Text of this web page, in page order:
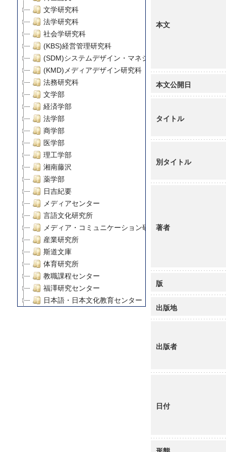
文学研究科
法学研究科
社会学研究科
(KBS)経営管理研究科
(SDM)システムデザイン・マネジメント研究科
(KMD)メディアデザイン研究科
法務研究科
文学部
経済学部
法学部
商学部
医学部
理工学部
湘南藤沢
薬学部
日吉紀要
メディアセンター
言語文化研究所
メディア・コミュニケーション研究所
産業研究所
斯道文庫
体育研究所
教職課程センター
福澤研究センター
日本語・日本文化教育センター
グローバルリサーチインスティテュート
慶應義塾大学グローバルCOEプログラム論理と感性の先
本文
本文公開日
タイトル
別タイトル
著者
版
出版地
出版者
日付